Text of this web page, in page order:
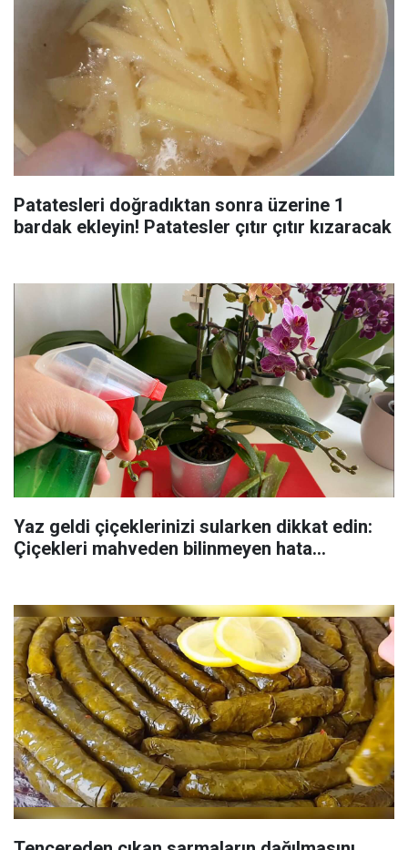
Patatesleri doğradıktan sonra üzerine 1
bardak ekleyin! Patatesler çıtır çıtır kızaracak
Yaz geldi çiçeklerinizi sularken dikkat edin:
Çiçekleri mahveden bilinmeyen hata...